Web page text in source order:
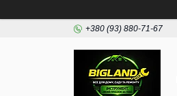
+380 (93) 880-71-67